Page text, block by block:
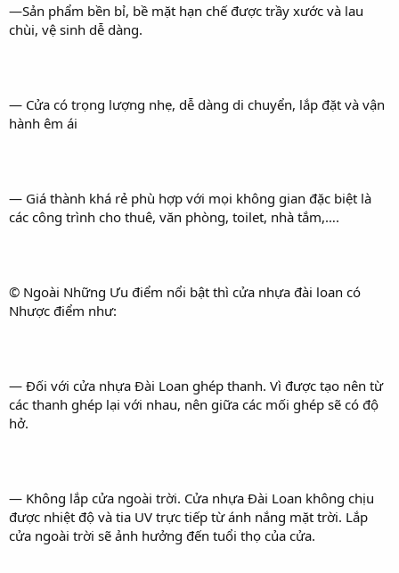
—Sản phẩm bền bỉ, bề mặt hạn chế được trầy xước và lau
chùi, vệ sinh dễ dàng.
— Cửa có trọng lượng nhẹ, dễ dàng di chuyển, lắp đặt và vận
hành êm ái
— Giá thành khá rẻ phù hợp với mọi không gian đặc biệt là
các công trình cho thuê, văn phòng, toilet, nhà tắm,….
© Ngoài Những Ưu điểm nổi bật thì cửa nhựa đài loan có
Nhược điểm như:
— Đối với cửa nhựa Đài Loan ghép thanh. Vì được tạo nên từ
các thanh ghép lại với nhau, nên giữa các mối ghép sẽ có độ
hở.
— Không lắp cửa ngoài trời. Cửa nhựa Đài Loan không chịu
được nhiệt độ và tia UV trực tiếp từ ánh nắng mặt trời. Lắp
cửa ngoài trời sẽ ảnh hưởng đến tuổi thọ của cửa.